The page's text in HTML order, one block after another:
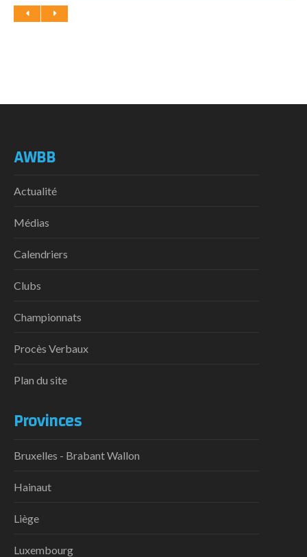
AWBB
Actualité
Médias
Calendriers
Clubs
Championnats
Procès Verbaux
Plan du site
Provinces
Bruxelles - Brabant Wallon
Hainaut
Liège
Luxembourg